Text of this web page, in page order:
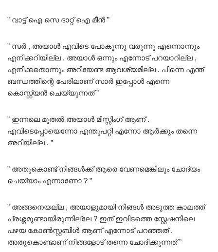
” വാട്ട് ഐ സെ ദാറ്റ്‌ ഐ മീൻ ”
” സർ , അയാൾ എവിടെ പോകുന്നു വരുന്നു എന്നൊന്നും
എനിക്കറിയില്ല . അയാൾ ഒന്നും എന്നോട് പറയാറില്ല ,
എനിക്കതൊന്നും അറിയേണ്ട ആവശ്യമില്ല . പിന്നെ എന്ത്
ബന്ധത്തിന്റെ പേരിലാണ് സാർ ഇപ്പോൾ എന്നെ
കൊസ്റ്റ്യൻ ചെയ്യുന്നത് ”
” ഇന്നലെ മുതൽ അയാൾ മിസ്സിംഗ് ആണ് .
എവിടെപ്പോയെന്നോ എന്തുപറ്റി എന്നോ ആർക്കും തന്നെ
അറിയില്ല . ”
” അതുകൊണ്ട് നിങ്ങൾക്ക് ആരെ വേണമെങ്കിലും ചോദ്യം
ചെയ്യാം എന്നാണോ ? ”
” അങ്ങനെയല്ല , അയാളുമായി നിങ്ങൾ അടുത്ത കാലത്ത്
പ്രശ്നമുണ്ടായിരുന്നില്ലേ ? ഇത് ഇവിടത്തെ സ്റ്റേഷനിലെ
പഴയ കോൺസ്റ്റബിൾ ആണ് എന്നോട് പറഞ്ഞത് .
അതുകൊണ്ടാണ് നിങ്ങളോട് തന്നെ ചോദിക്കുന്നത് ”